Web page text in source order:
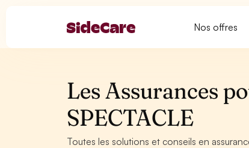
Nos offres
Les Assurances
SPECTACLE
Toutes les solutions et conseils en